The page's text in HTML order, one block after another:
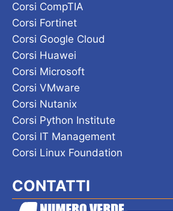
Corsi CompTIA
Corsi Fortinet
Corsi Google Cloud
Corsi Huawei
Corsi Microsoft
Corsi VMware
Corsi Nutanix
Corsi Python Institute
Corsi IT Management
Corsi Linux Foundation
CONTATTI